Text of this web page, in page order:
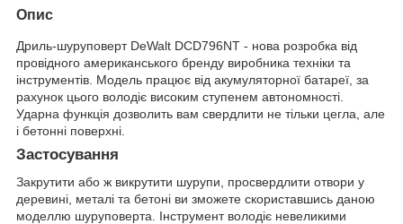
Опис
Дриль-шуруповерт DeWalt DCD796NT - нова розробка від
провідного американського бренду виробника техніки та
інструментів. Модель працює від акумуляторної батареї, за
рахунок цього володіє високим ступенем автономності.
Ударна функція дозволить вам свердлити не тільки цегла, але
і бетонні поверхні.
Застосування
Закрутити або ж викрутити шурупи, просвердлити отвори у
деревині, металі та бетоні ви зможете скориставшись даною
моделлю шуруповерта. Інструмент володіє невеликими